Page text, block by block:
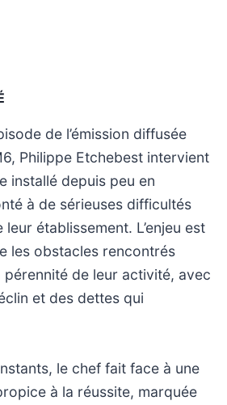
de l’émission diffusée
Philippe Etchebest intervient
installé depuis peu en
à de sérieuses difficultés
établissement. L’enjeu est
les obstacles rencontrés
pérennité de leur activité, avec
et des dettes qui
le chef fait face à une
à la réussite, marquée